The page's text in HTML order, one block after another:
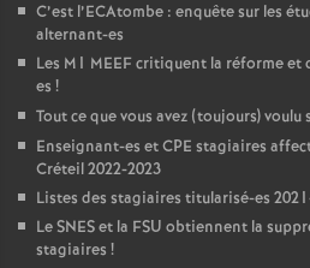
C’est l’ECAtombe : enquête sur les
alternant-es
Les M1 MEEFcritiquent la réforme et
es !
Tout ce que vous avez (toujours) voulu
Enseignant-es etCPE stagiaires
Créteil 2022-2023
Listes des stagiaires titularisé-es
LeSNESet la FSU obtiennent la
stagiaires !